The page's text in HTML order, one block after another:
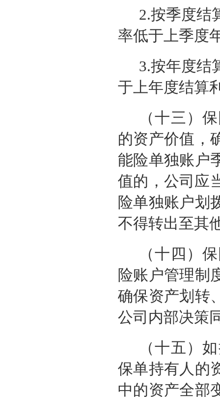
2.按季度结
率低于上季度
3.按年度结
于上年度结算
（十三）
的资产价值，
能险单独账户
值的，公司应
险单独账户划
不得转出至其
（十四）
险账户管理制
确保资产划转
公司内部决策
（十五）
保单持有人的
中的资产全部